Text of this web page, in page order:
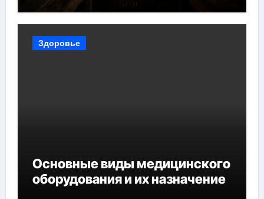
Здоровье
Основные виды медицинского
оборудования и их назначение